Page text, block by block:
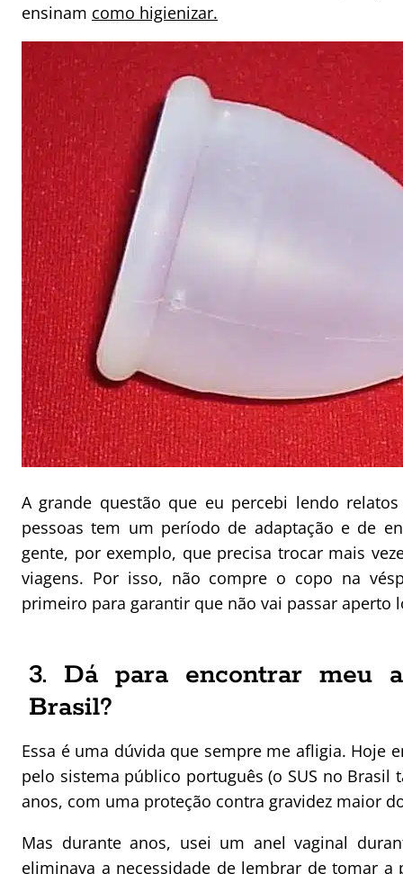
ensinam como higienizar.
A grande questão que eu percebi lendo
pessoas tem um período de adaptação e de
gente, por exemplo, que precisa trocar mais
viagens. Por isso, não compre o copo na
primeiro para garantir que não vai passar aperto
3. Dá para encontrar meu
Brasil?
Essa é uma dúvida que sempre me afligia. Hoje
pelo sistema público português (o SUS no
anos, com uma proteção contra gravidez maior
Mas durante anos, usei um anel vaginal
eliminava a necessidade de lembrar de tomar